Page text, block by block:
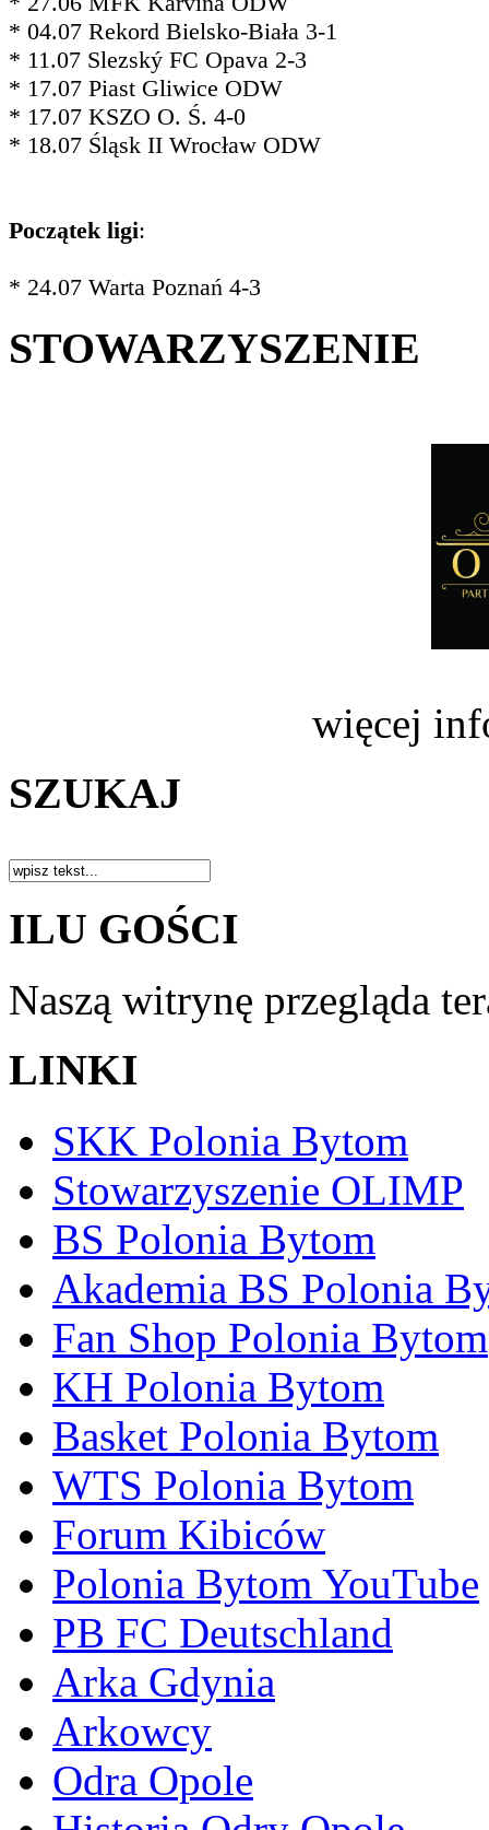
* 04.07 Rekord Bielsko-Biała 3-1
* 11.07 Slezský FC Opava 2-3
* 17.07 Piast Gliwice ODW
* 17.07 KSZO O. Ś. 4-0
* 18.07 Śląsk II Wrocław ODW
Początek ligi:
* 24.07 Warta Poznań 4-3
STOWARZYSZENIE
więcej
SZUKAJ
ILU GOŚCI
Naszą witrynę przegląda
LINKI
SKK Polonia Bytom
Stowarzyszenie OLIMP
BS Polonia Bytom
Akademia BS Polonia
Fan Shop Polonia Bytom
KH Polonia Bytom
Basket Polonia Bytom
WTS Polonia Bytom
Forum Kibiców
Polonia Bytom YouTube
PB FC Deutschland
Arka Gdynia
Arkowcy
Odra Opole